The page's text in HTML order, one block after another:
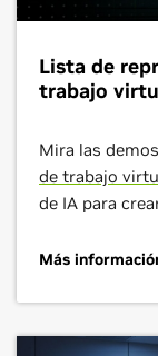
Lista de
trabajo
Mira las
de trabajo
de IA para
Más